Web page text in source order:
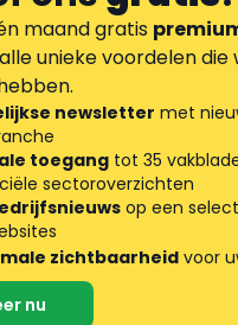
maand gratis
unieke voordelen die
newsletter met
toegang tot 35
sectoroverzichten
op een
zichtbaarheidvoor
nu